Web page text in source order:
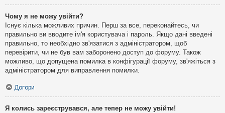
Чому я не можу увійти?
Існує кілька можливих причин. Перш за все, переконайтесь, чи
правильно ви вводите ім'я користувача і пароль. Якщо дані введені
правильно, то необхідно зв'язатися з адміністратором, щоб
перевірити, чи не був вам заборонено доступ до форуму. Також
можливо, що допущена помилка в конфігурації форуму, зв'яжіться з
адміністратором для виправлення помилки.
Догори
Я колись зареєструвався, але тепер не можу увійти!